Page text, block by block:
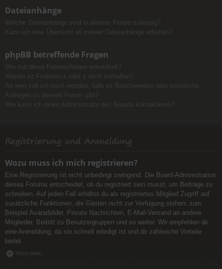
Dateianhänge
Welche Dateianhänge sind in diesem Forum zulässig?
Kann ich eine Übersicht all meiner Dateianhänge erhalten?
phpBB betreffende Fragen
Wer hat diese Forensoftware entwickelt?
Warum ist Funktion x oder y nicht enthalten?
An wen soll ich mich wenden, falls es Beschwerden oder juristische
Anfragen zu diesem Forum gibt?
Wie kann ich einen Administrator des Boards kontaktieren?
Registrierung und Anmeldung
Wozu muss ich mich registrieren?
Eine Registrierung ist nicht unbedingt zwingend. Die Board-Administration
dieses Forums entscheidet, ob du registriert sein musst, um Beiträge zu
schreiben. Auf jeden Fall erhältst du als registriertes Mitglied Zugriff auf
zusätzliche Funktionen, die Gästen nicht zur Verfügung stehen: zum
Beispiel Avatarbilder, Private Nachrichten, E-Mail-Versand an andere
Mitglieder, Beitritt zu Benutzergruppen und so weiter. Wir empfehlen dir
eine Anmeldung, da sie schnell erledigt ist und dir zahlreiche Vorteile
bietet.
Nach oben